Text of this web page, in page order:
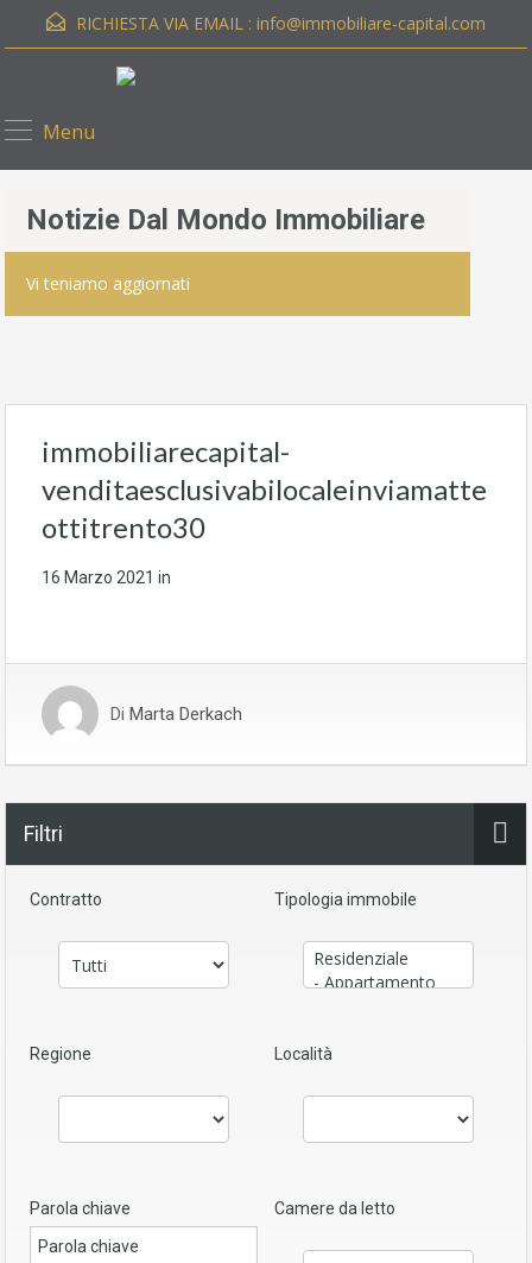
RICHIESTA VIA EMAIL : info@immobiliare-capital.com
Menu
Notizie Dal Mondo Immobiliare
Vi teniamo aggiornati
immobiliarecapital-
venditaesclusivabilocaleinviamatte
ottitrento30
16 Marzo 2021 in
Di Marta Derkach
Filtri
Contratto Tipologia immobile
Regione Località
Parola chiave Camere da letto